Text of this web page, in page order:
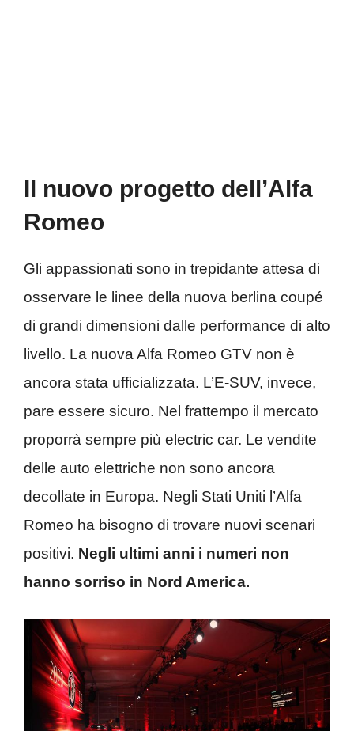
Il nuovo progetto dell’Alfa
Romeo
Gli appassionati sono in trepidante attesa di
osservare le linee della nuova berlina coupé
di grandi dimensioni dalle performance di alto
livello. La nuova Alfa Romeo GTV non è
ancora stata ufficializzata. L’E-SUV, invece,
pare essere sicuro. Nel frattempo il mercato
proporrà sempre più electric car. Le vendite
delle auto elettriche non sono ancora
decollate in Europa. Negli Stati Uniti l’Alfa
Romeo ha bisogno di trovare nuovi scenari
positivi. Negli ultimi anni i numeri non
hanno sorriso in Nord America.